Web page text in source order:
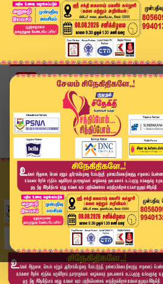
Home
வீடியோ ஸ்டோரி
SPEED NEWS TAMIL | 17 NOV